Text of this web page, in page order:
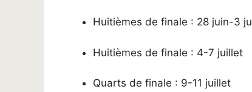
Huitièmes de finale : 28 juin-3
Huitièmes de finale : 4-7 juillet
Quarts de finale : 9-11 juillet